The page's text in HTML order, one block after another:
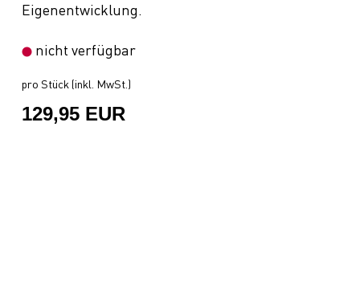
Eigenentwicklung.
nicht verfügbar
pro Stück (inkl. MwSt.)
129,95 EUR